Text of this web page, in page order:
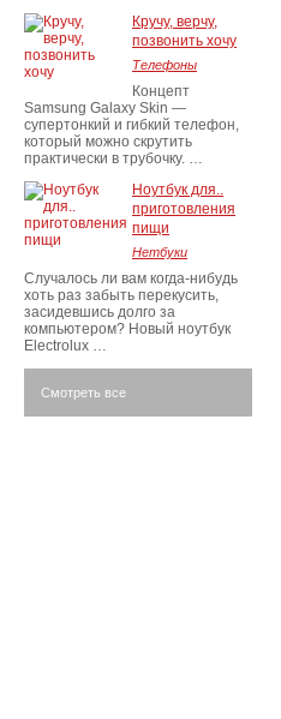
Кручу, верчу,
позвонить хочу
Телефоны
Концепт
Samsung Galaxy Skin —
супертонкий и гибкий телефон,
который можно скрутить
практически в трубочку. …
Ноутбук для..
приготовления
пищи
Нетбуки
Случалось ли вам когда-нибудь
хоть раз забыть перекусить,
засидевшись долго за
компьютером? Новый ноутбук
Electrolux …
Смотреть все